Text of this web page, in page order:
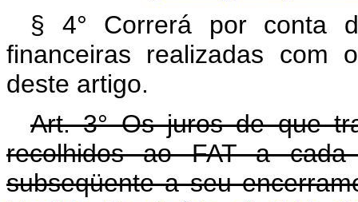
§ 4° Correrá por conta
financeiras realizadas com
deste artigo.
Art. 3° Os juros de que
recolhidos ao FAT a
subseqüente a seu